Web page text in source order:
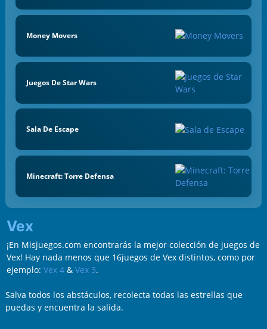
Money Movers
Juegos De Star Wars
Sala De Escape
Minecraft: Torre Defensa
Vex
¡En Misjuegos.com encontrarás la mejor colección de juegos de
Vex! Hay nada menos que 16juegos de Vex distintos, como por
ejemplo: Vex 4& Vex 3.
Salva todos los abstáculos, recolecta todas las estrellas que
puedas y encuentra la salida.